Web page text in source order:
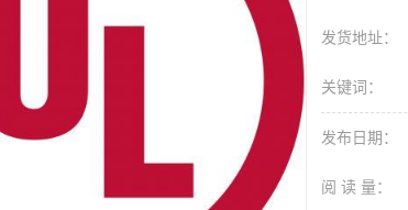
发货地址：
关键词：
发布日期：
阅 读 量：